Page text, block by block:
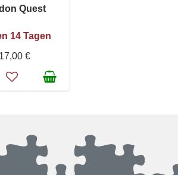
Quest
14 Tagen
17,00 €